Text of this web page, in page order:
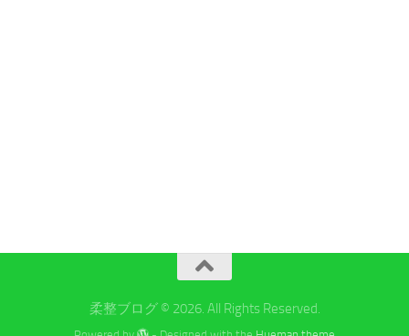
柔整ブログ © 2026. All Rights Reserved.